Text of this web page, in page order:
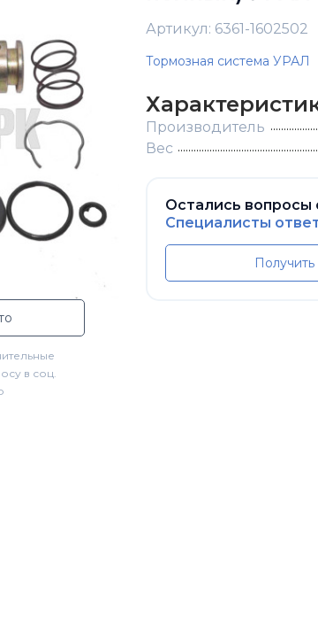
в соц.
Артикул: 6361-1602502
Тормозная система УРАЛ
Производитель
Вес
Остались вопросы
Специалисты